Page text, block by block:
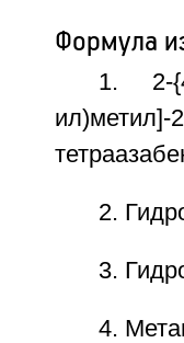
Формула
1. 2-
ил)метил]-
2.
3.
4.